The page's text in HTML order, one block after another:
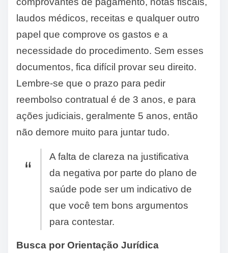
laudos médicos, receitas e qualquer outro
papel que comprove os gastos e a
necessidade do procedimento. Sem esses
documentos, fica difícil provar seu direito.
Lembre-se que o prazo para pedir
reembolso contratual é de 3 anos, e para
ações judiciais, geralmente 5 anos, então
não demore muito para juntar tudo.
A falta de clareza na justificativa
da negativa por parte do plano de
saúde pode ser um indicativo de
que você tem bons argumentos
para contestar.
Busca por Orientação Jurídica